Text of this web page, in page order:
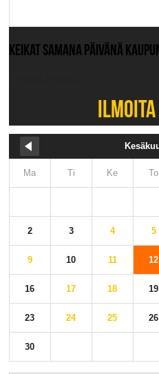
KEIKAT SAMANA PÄIVÄNÄ
Ma Ti Ke To
2 3 4 5
9 10 11 12
16 17 18 19
23 24 25 26
30